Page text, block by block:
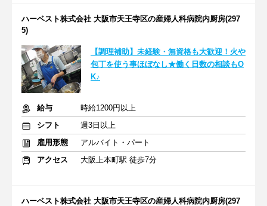
ハーベスト株式会社 大阪市天王寺区の産婦人科病院内厨房(297
5)
【調理補助】未経験・無資格も大歓迎！火や
包丁を使う事ほぼなし★働く日数の相談もO
K♪
給与
時給1200円以上
シフト
週3日以上
雇用形態
アルバイト・パート
アクセス
大阪上本町駅 徒歩7分
ハーベスト株式会社 大阪市天王寺区の産婦人科病院内厨房(297